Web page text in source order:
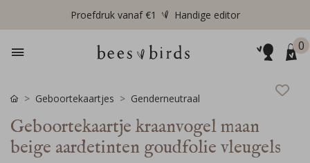
Proefdruk vanaf €1 Handige editor
0
Geboortekaartjes Genderneutraal
Geboortekaartje kraanvogel maan
beige aardetinten goudfolie vleugels